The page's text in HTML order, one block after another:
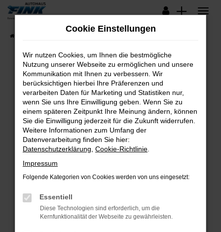
Zum
springen
Lagerfahrzeuge
Fehler: Network Error
Beim Laden ist ein Fehler aufgetreten.
Hier sind ein paar Tipps, die dir helfen können:
Überprüfe deine Firewall und deine
Internetverbindung.
Laden andere Webseiten, zum Beispiel deine
Suchmaschine?
Prüfe deine Browsererweiterungen.
können das Laden bestimmter Seiten
verhindern. Funktioniert die Seite in einem
anderen Browser oder in einem privaten
Cookie Einstellungen
Wir nutzen Cookies, um Ihnen die bestmögliche
Nutzung unserer Webseite zu ermöglichen und unsere
Kommunikation mit Ihnen zu verbessern. Wir
berücksichtigen hierbei Ihre Präferenzen und
verarbeiten Daten für Marketing und Statistiken nur,
wenn Sie uns Ihre Einwilligung geben. Wenn Sie zu
einem späteren Zeitpunkt Ihre Meinung ändern, können
Sie die Einwilligung jederzeit für die Zukunft widerrufen.
Weitere Informationen zum Umfang der
Datenverarbeitung finden Sie hier:
Datenschutzerklärung Cookie-Richtlinie
Impressum
Folgende Kategorien von Cookies werden von uns eingesetzt:
Essentiell
Diese Technologien sind erforderlich, um die
Kernfunktionalität der Webseite zu gewährleisten.